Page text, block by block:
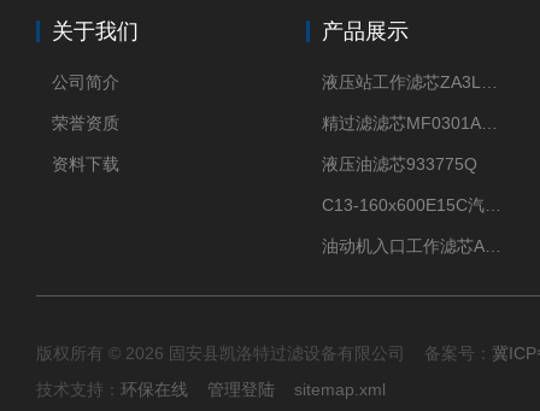
关于我们
公司简介
荣誉资质
资料下载
产品展示
液压油滤芯933775Q
版权所有 © 2026 固安县凯洛特过滤设备有限公司 备案号： 冀
技术支持： 环保在线 管理登陆 sitemap.xml